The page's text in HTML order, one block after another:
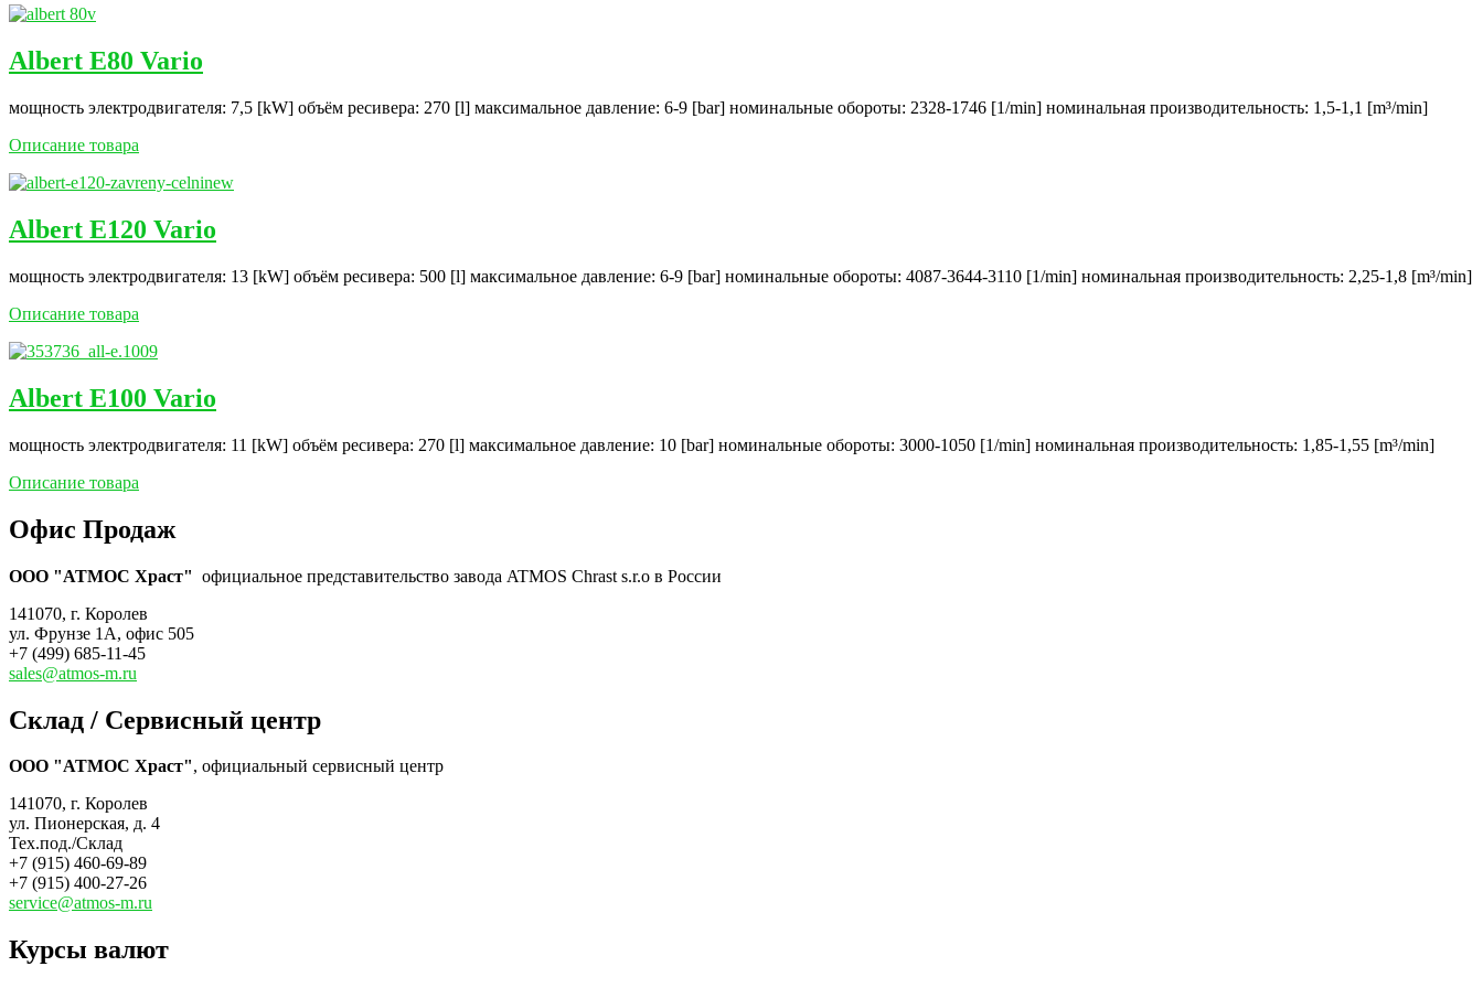
Albert E80 Vario
мощность электродвигателя: 7,5 [kW] объём ресивера: 270 [l] максимальное давление: 6-9 [bar] номинальные обороты: 2328-1746 [1/min] номинальная производительность: 1,5-1,1 [m³/min]
Описание товара
Albert E120 Vario
мощность электродвигателя: 13 [kW] объём ресивера: 500 [l] максимальное давление: 6-9 [bar] номинальные обороты: 4087-3644-3110 [1/min] номинальная производительность: 2,25-1,8 [m³/min]
Описание товара
Albert E100 Vario
мощность электродвигателя: 11 [kW] объём ресивера: 270 [l] максимальное давление: 10 [bar] номинальные обороты: 3000-1050 [1/min] номинальная производительность: 1,85-1,55 [m³/min]
Описание товара
Офис Продаж
ООО "АТМОС Храст" официальное представительство завода ATMOS Chrast s.r.o в России
141070, г. Королев
ул. Фрунзе 1А, офис 505
+7 (499) 685-11-45
sales@atmos-m.ru
Склад / Сервисный центр
ООО "АТМОС Храст", официальный сервисный центр
141070, г. Королев
ул. Пионерская, д. 4
Тех.под./Склад
+7 (915) 460-69-89
+7 (915) 400-27-26
service@atmos-m.ru
Курсы валют